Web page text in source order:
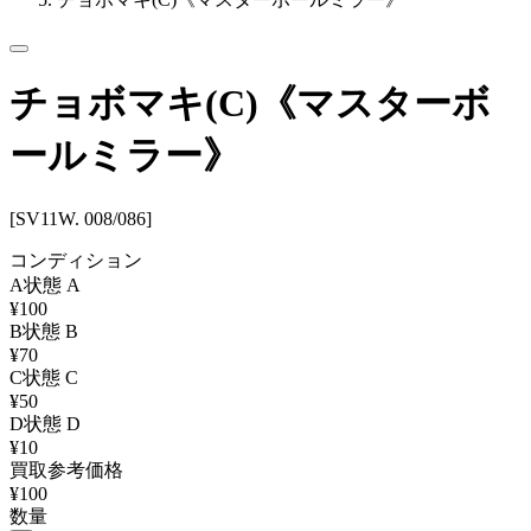
チョボマキ(C)《マスターボ
ールミラー》
[SV11W. 008/086]
コンディション
A状態 A
¥100
B状態 B
¥70
C状態 C
¥50
D状態 D
¥10
買取参考価格
¥100
数量